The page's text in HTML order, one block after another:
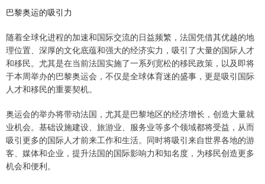
巴黎奥运的吸引力
随着全球化进程的加速和国际交流的日益频繁，法国凭借其优越的地
理位置、深厚的文化底蕴和强大的经济实力，吸引了大量的国际人才
和移民。尤其是在当前法国实施了一系列宽松的移民政策，以及即将
于本周举办的巴黎奥运会，不仅是全球体育迷的盛事，更是吸引国际
人才和移民的重要契机。
奥运会的举办将带动法国，尤其是巴黎地区的经济增长，创造大量就
业机会。基础设施建设、旅游业、服务业等多个领域都将受益，从而
吸引更多的国际人才前来工作和生活。同时将吸引来自世界各地的游
客、媒体和企业，提升法国的国际影响力和知名度，为移民创造更多
机会和便利。